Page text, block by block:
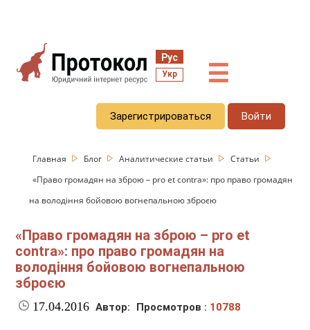
Рус
Укр ☰
Зарегистрироваться Войти
Главная Блог Аналитические статьи
Статьи
«Право громадян на зброю – pro et contra»: про право громадян
на володіння бойовою вогнепальною зброєю
«Право громадян на зброю – pro et
contra»: про право громадян на
володіння бойовою вогнепальною
зброєю
17.04.2016 Автор: Просмотров : 10788